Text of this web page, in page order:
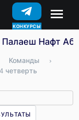
КОНКУРСЫ
Палаеш Нафт
Команды
›
4 четверть